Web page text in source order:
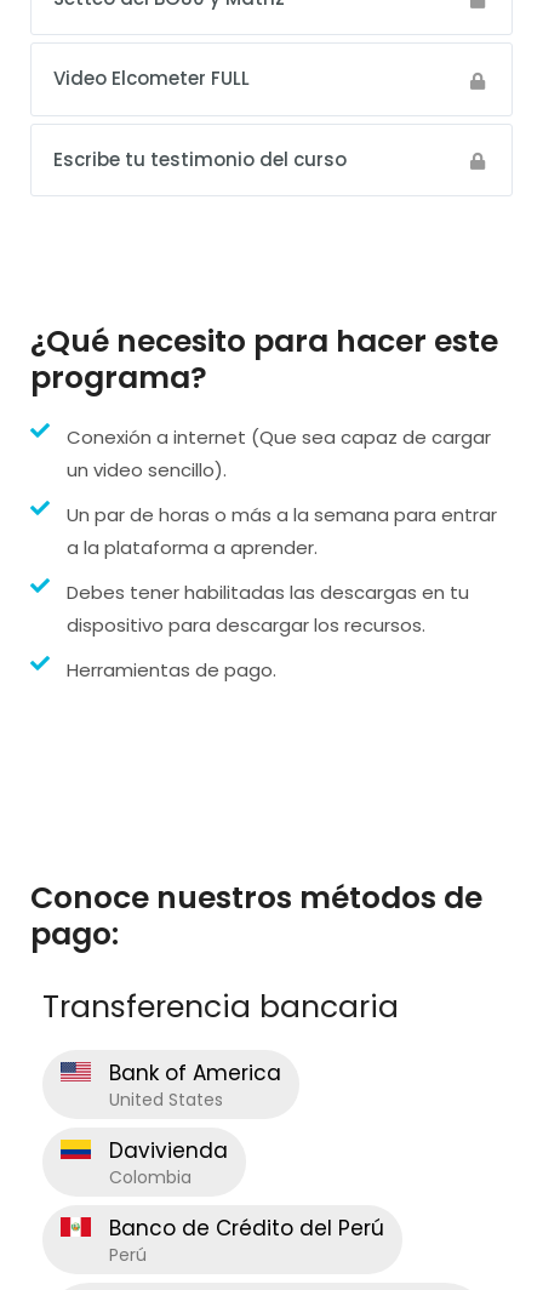
Video Elcometer FULL
Escribe tu testimonio del curso
¿Qué necesito para hacer este
programa?
Conexión a internet (Que sea capaz de cargar
un video sencillo).
Un par de horas o más a la semana para entrar
a la plataforma a aprender.
Debes tener habilitadas las descargas en tu
dispositivo para descargar los recursos.
Herramientas de pago.
Conoce nuestros métodos de
pago:
Transferencia bancaria
Bank of America
United States
Davivienda
Colombia
Banco de Crédito del Perú
Perú